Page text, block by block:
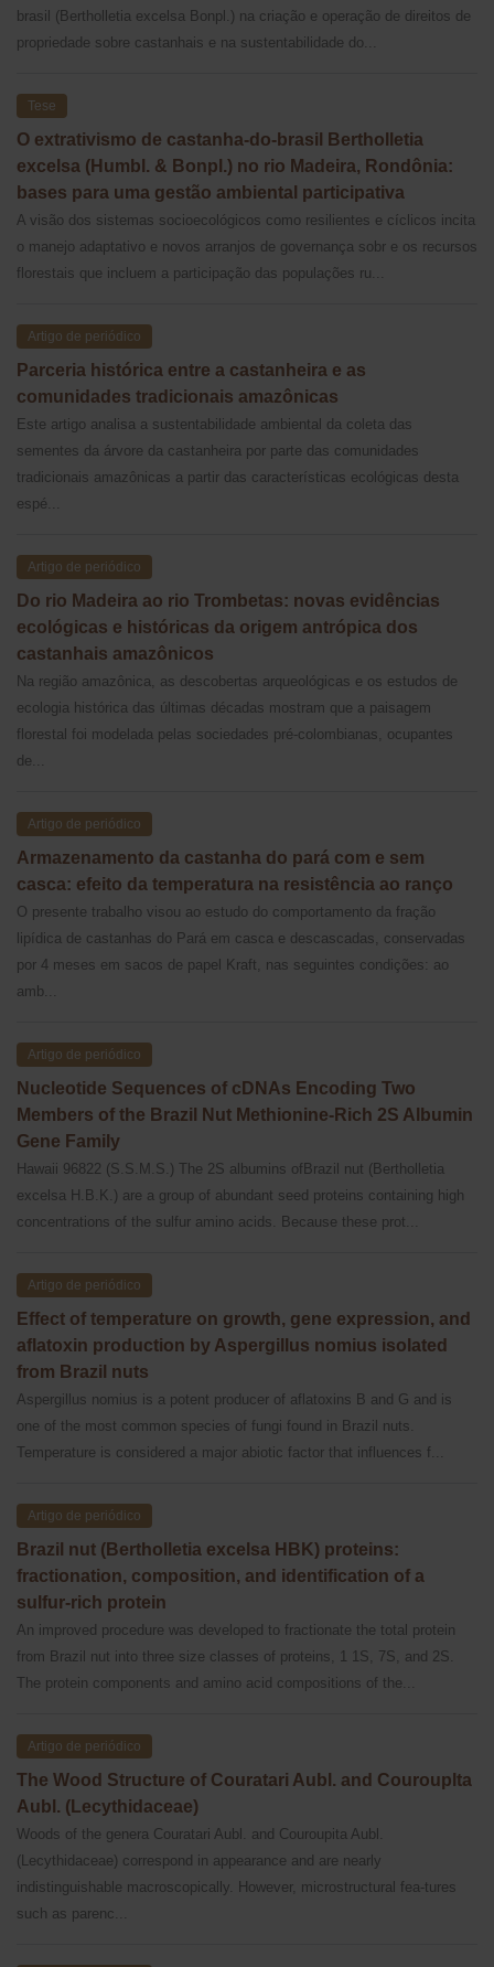
brasil (Bertholletia excelsa Bonpl.) na criação e operação de direitos de
propriedade sobre castanhais e na sustentabilidade do...
Tese
O extrativismo de castanha-do-brasil Bertholletia
excelsa (Humbl. & Bonpl.) no rio Madeira, Rondônia:
bases para uma gestão ambiental participativa
A visão dos sistemas socioecológicos como resilientes e cíclicos incita
o manejo adaptativo e novos arranjos de governança sobr e os recursos
florestais que incluem a participação das populações ru...
Artigo de periódico
Parceria histórica entre a castanheira e as
comunidades tradicionais amazônicas
Este artigo analisa a sustentabilidade ambiental da coleta das
sementes da árvore da castanheira por parte das comunidades
tradicionais amazônicas a partir das características ecológicas desta
espé...
Artigo de periódico
Do rio Madeira ao rio Trombetas: novas evidências
ecológicas e históricas da origem antrópica dos
castanhais amazônicos
Na região amazônica, as descobertas arqueológicas e os estudos de
ecologia histórica das últimas décadas mostram que a paisagem
florestal foi modelada pelas sociedades pré-colombianas, ocupantes
de...
Artigo de periódico
Armazenamento da castanha do pará com e sem
casca: efeito da temperatura na resistência ao ranço
O presente trabalho visou ao estudo do comportamento da fração
lipídica de castanhas do Pará em casca e descascadas, conservadas
por 4 meses em sacos de papel Kraft, nas seguintes condições: ao
amb...
Artigo de periódico
Nucleotide Sequences of cDNAs Encoding Two
Members of the Brazil Nut Methionine-Rich 2S Albumin
Gene Family
Hawaii 96822 (S.S.M.S.) The 2S albumins ofBrazil nut (Bertholletia
excelsa H.B.K.) are a group of abundant seed proteins containing high
concentrations of the sulfur amino acids. Because these prot...
Artigo de periódico
Effect of temperature on growth, gene expression, and
aflatoxin production by Aspergillus nomius isolated
from Brazil nuts
Aspergillus nomius is a potent producer of aflatoxins B and G and is
one of the most common species of fungi found in Brazil nuts.
Temperature is considered a major abiotic factor that influences f...
Artigo de periódico
Brazil nut (Bertholletia excelsa HBK) proteins:
fractionation, composition, and identification of a
sulfur-rich protein
An improved procedure was developed to fractionate the total protein
from Brazil nut into three size classes of proteins, 1 1S, 7S, and 2S.
The protein components and amino acid compositions of the...
Artigo de periódico
The Wood Structure of Couratari Aubl. and Courouplta
Aubl. (Lecythidaceae)
Woods of the genera Couratari Aubl. and Couroupita Aubl.
(Lecythidaceae) correspond in appearance and are nearly
indistinguishable macroscopically. However, microstructural fea-tures
such as parenc...